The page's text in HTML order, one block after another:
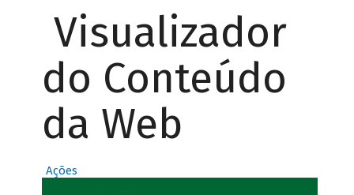
Visualizador
do Conteúdo
da Web
Ações